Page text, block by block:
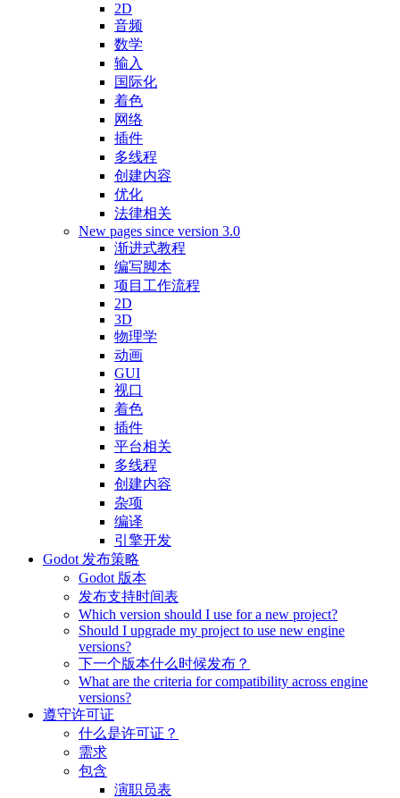
2D
音频
数学
输入
国际化
着色
网络
插件
多线程
创建内容
优化
法律相关
New pages since version 3.0
渐进式教程
编写脚本
项目工作流程
2D
3D
物理学
动画
GUI
视口
着色
插件
平台相关
多线程
创建内容
杂项
编译
引擎开发
Godot 发布策略
Godot 版本
发布支持时间表
Which version should I use for a new project?
Should I upgrade my project to use new engine
versions?
下一个版本什么时候发布？
What are the criteria for compatibility across engine
versions?
遵守许可证
什么是许可证？
需求
包含
演职员表